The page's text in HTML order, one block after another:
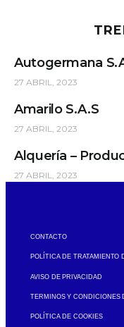
Autogermana
27 ABRIL, 2023
Amarilo S.A.S
27 ABRIL, 2023
Alquería –
27 ABRIL, 2023
CONTACTO
POLÍTICA DE TRATAMIENTO
AVISO DE PRIVACIDAD
TERMINOS Y CONDICIONES
POLÍTICA DE COOKIES